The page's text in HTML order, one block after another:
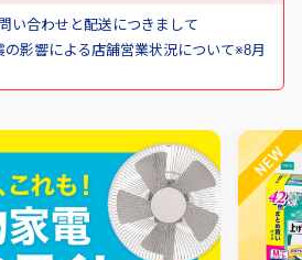
い合わせと配送につきまして
の影響による店舗営業状況について※8月